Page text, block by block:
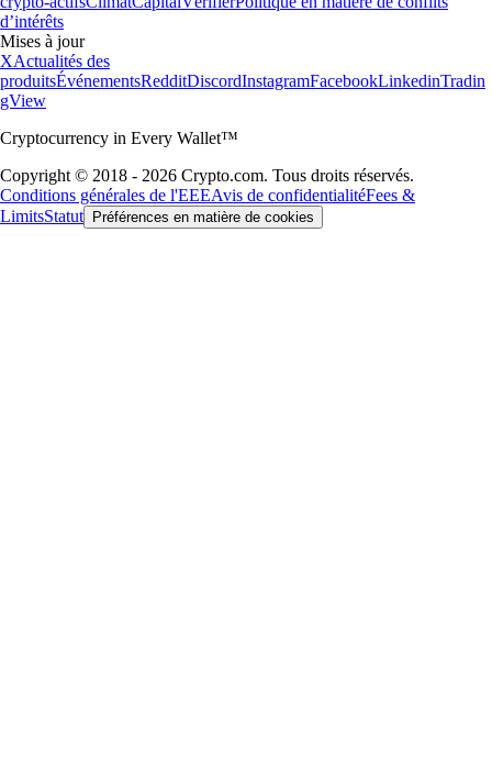
d’intérêts
Mises à jour
XActualités des
produitsÉvénementsRedditDiscordInstagramFacebookLinkedinTradin
gView
Cryptocurrency in Every Wallet™
Copyright © 2018 - 2026 Crypto.com. Tous droits réservés.
Conditions générales de l'EEEAvis de confidentialitéFees &
LimitsStatut Préférences en matière de cookies